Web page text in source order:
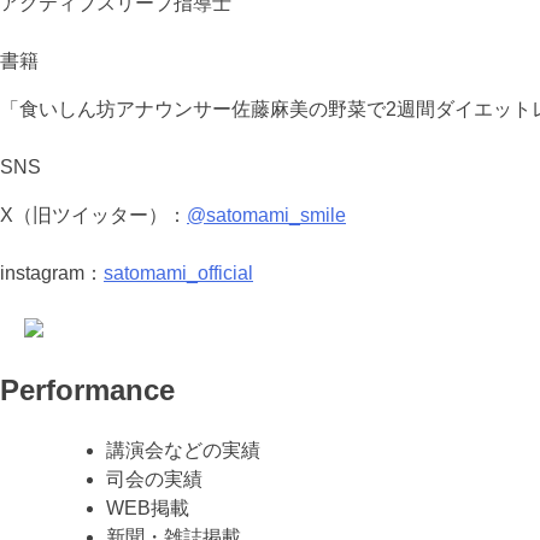
書籍
「食いしん坊アナウンサー佐藤麻美の野菜で2週間ダイエッ
SNS
X（旧ツイッター）： @satomami_smile
instagram： satomami_official
Performance
講演会などの実績
司会の実績
WEB掲載